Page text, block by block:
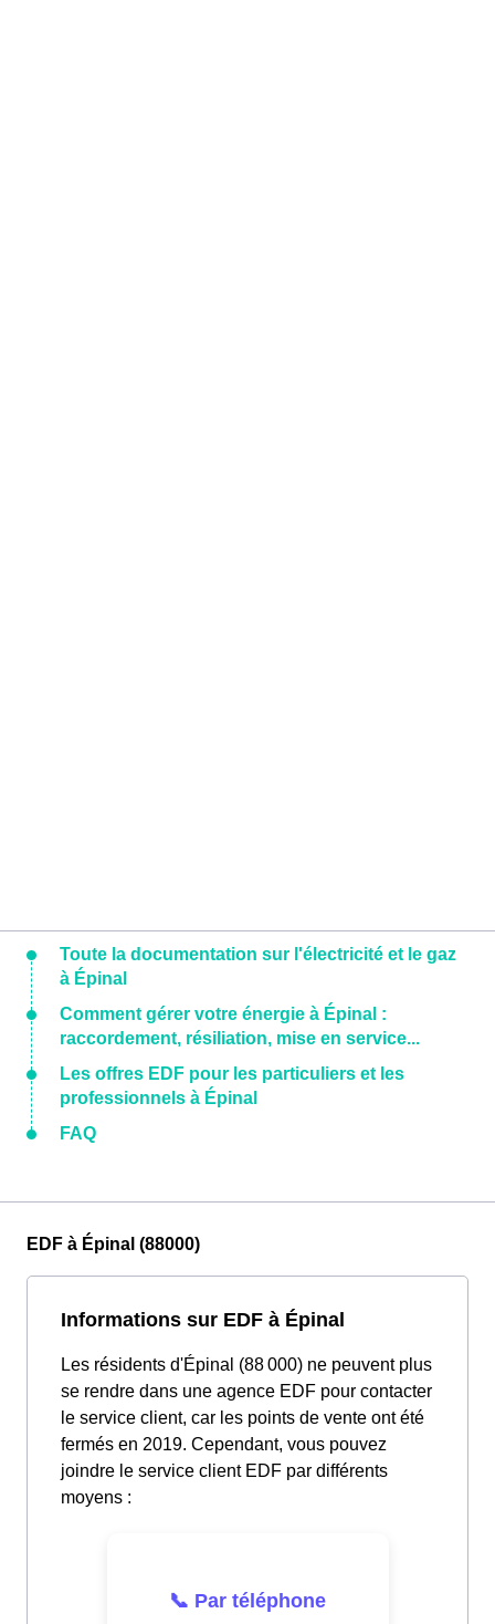
Toute la documentation sur l'électricité et le gaz
à Épinal
Comment gérer votre énergie à Épinal :
raccordement, résiliation, mise en service...
Les offres EDF pour les particuliers et les
professionnels à Épinal
FAQ
EDF à Épinal (88000)
Informations sur EDF à Épinal
Les résidents d'Épinal (88 000) ne peuvent plus
se rendre dans une agence EDF pour contacter
le service client, car les points de vente ont été
fermés en 2019. Cependant, vous pouvez
joindre le service client EDF par différents
moyens :
📞 Par téléphone